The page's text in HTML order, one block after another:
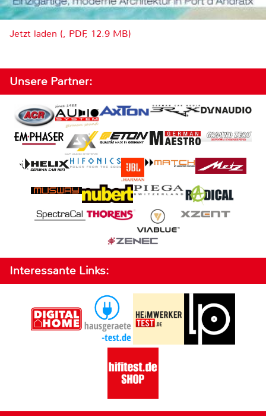
Jetzt laden (, PDF, 12.9 MB)
Unsere Partner:
Interessante Links: